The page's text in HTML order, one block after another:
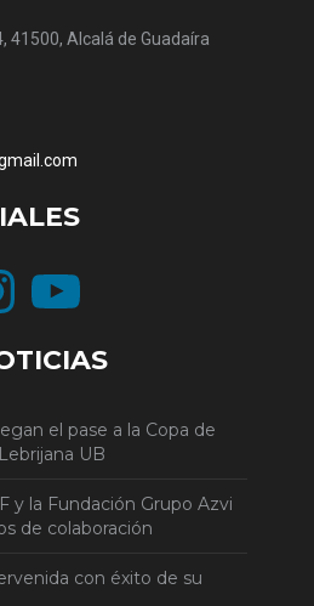
41500, Alcalá de Guadaíra
YouTube
el pase a la Copa de
UB
y la Fundación Grupo Azvi
de colaboración
con éxito de su